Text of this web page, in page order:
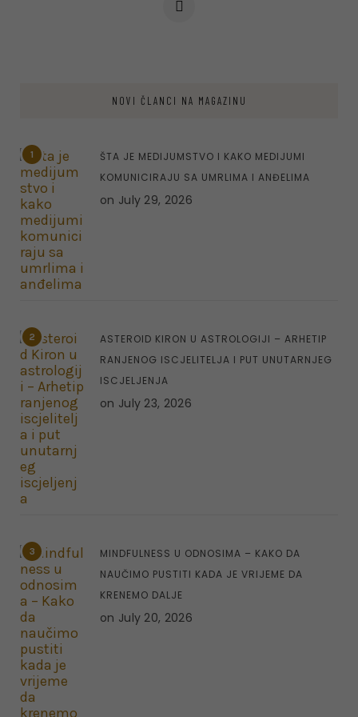
NOVI ČLANCI NA MAGAZINU
1
ŠTA JE MEDIJUMSTVO I KAKO MEDIJUMI
KOMUNICIRAJU SA UMRLIMA I ANĐELIMA
on July 29, 2026
2
ASTEROID KIRON U ASTROLOGIJI – ARHETIP
RANJENOG ISCJELITELJA I PUT UNUTARNJEG
ISCJELJENJA
on July 23, 2026
3
MINDFULNESS U ODNOSIMA – KAKO DA
NAUČIMO PUSTITI KADA JE VRIJEME DA
KRENEMO DALJE
on July 20, 2026